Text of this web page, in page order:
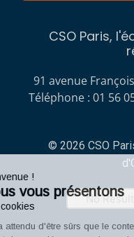
Bienvenue !
Nous vous
Les cookies
On a attendu d'être sûrs que
CSO Paris,
91 avenue
Téléphone : 01 56
© 2026 CSO
No Result